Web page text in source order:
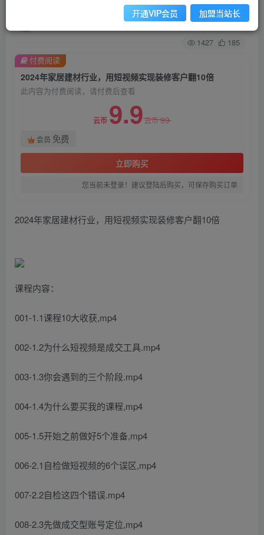
关注 私信
1427 185
2024年家居建材行业，用短视频实现装修客户翻10倍
此内容为付费阅读，请付费后查看
云币 9.9云币99
会员 免费
立即购买
您当前未登录！建议登陆后购买，可保存购买订单
付费阅读
2024年家居建材行业，用短视频实现装修客户翻10倍
课程内容：
001-1.1课程10大收获,mp4
002-1.2为什么短视频是成交工具.mp4
003-1.3你会遇到的三个阶段.mp4
004-1.4为什么要买我的课程,mp4
005-1.5开始之前做好5个准备,mp4
006-2.1自检做短视频的6个误区,mp4
007-2.2自检这四个错误.mp4
008-2.3先做成交型账号定位,mp4
开通VIP会员 加盟当站长